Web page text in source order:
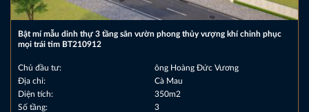
Bật mí mẫu dinh thự 3 tầng sân vườn phong thủy vượng khí chinh phục
mọi trái tim BT210912
Chủ đầu tư:
ông Hoàng Đức Vương
Địa chỉ:
Cà Mau
Diện tích:
350m2
Số tầng:
3